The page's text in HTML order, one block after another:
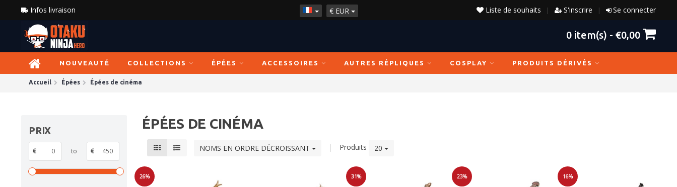
Infos livraison € EUR Se connecter
|
S'inscrire
|
Liste de souhaits
0 item(s) - €0,00
NOUVEAUTÉ COLLECTIONS ÉPÉES ACCESSOIRES AUTRES RÉPLIQUES COSPLAY PRODUITS DÉRIVÉS
Accueil Épées Épées de cinéma
PRIX
€ to €
ÉPÉES DE CINÉMA
NOMS EN ORDRE DÉCROISSANT | Produits 20
26% 31% 23% 16%